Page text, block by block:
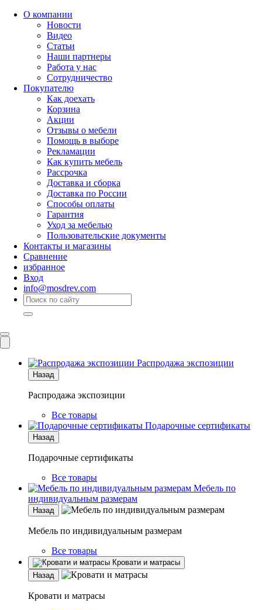
О компании
Новости
Видео
Статьи
Наши партнеры
Работа у нас
Сотрудничество
Покупателю
Как доехать
Корзина
Акции
Отзывы о мебели
Помощь в выборе
Рекламации
Как купить мебель
Рассрочка
Доставка и сборка
Доставка по России
Способы оплаты
Гарантия
Уход за мебелью
Пользовательские документы
Контакты и магазины
Сравнение
избранное
Вход
info@mosdrev.com
Распродажа экспозиции
Назад
Распродажа экспозиции
Все товары
Подарочные сертификаты
Назад
Подарочные сертификаты
Все товары
Мебель по
индивидуальным размерам
Назад
Мебель по индивидуальным размерам
Все товары
Кровати и матрасы
Назад
Кровати и матрасы